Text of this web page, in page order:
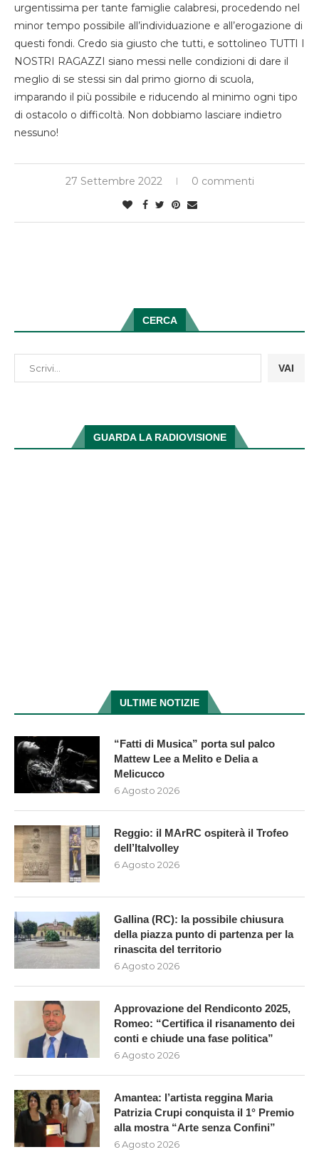
urgentissima per tante famiglie calabresi, procedendo nel
minor tempo possibile all’individuazione e all’erogazione di
questi fondi. Credo sia giusto che tutti, e sottolineo TUTTI I
NOSTRI RAGAZZI siano messi nelle condizioni di dare il
meglio di se stessi sin dal primo giorno di scuola,
imparando il più possibile e riducendo al minimo ogni tipo
di ostacolo o difficoltà. Non dobbiamo lasciare indietro
nessuno!
27 Settembre 2022 0 commenti
CERCA
VAI
GUARDA LA RADIOVISIONE
ULTIME NOTIZIE
“Fatti di Musica” porta sul palco
Mattew Lee a Melito e Delia a
Melicucco
6 Agosto 2026
Reggio: il MArRC ospiterà il Trofeo
dell’Italvolley
6 Agosto 2026
Gallina (RC): la possibile chiusura
della piazza punto di partenza per la
rinascita del territorio
6 Agosto 2026
Approvazione del Rendiconto 2025,
Romeo: “Certifica il risanamento dei
conti e chiude una fase politica”
6 Agosto 2026
Amantea: l’artista reggina Maria
Patrizia Crupi conquista il 1° Premio
alla mostra “Arte senza Confini”
6 Agosto 2026